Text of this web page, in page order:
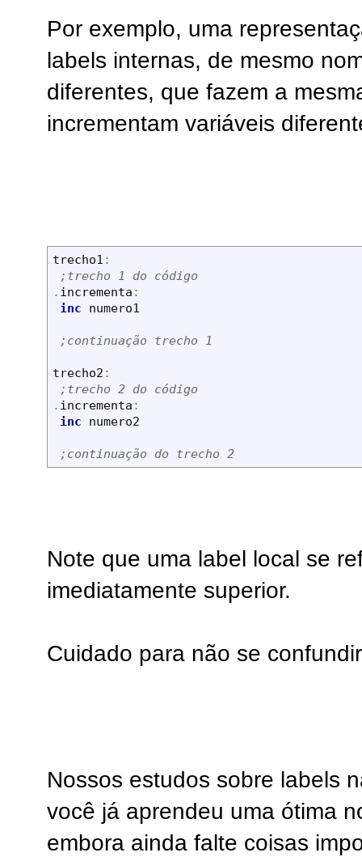
Por exemplo, uma
labels internas, de mesmo
diferentes, que fazem a
incrementam variáveis
trecho1 :
;trecho 1 do código
. incrementa :
inc numero1
;continuação trecho 1
trecho2 :
;trecho 2 do código
. incrementa :
inc numero2
;continuação do trecho 2
Note que uma label local se
imediatamente superior.
Cuidado para não se
Nossos estudos sobre labels
você já aprendeu uma ótima
embora ainda falte coisas